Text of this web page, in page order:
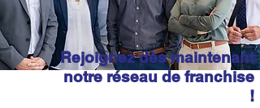
Rejoignez dès maintenant
notre réseau de franchise
!